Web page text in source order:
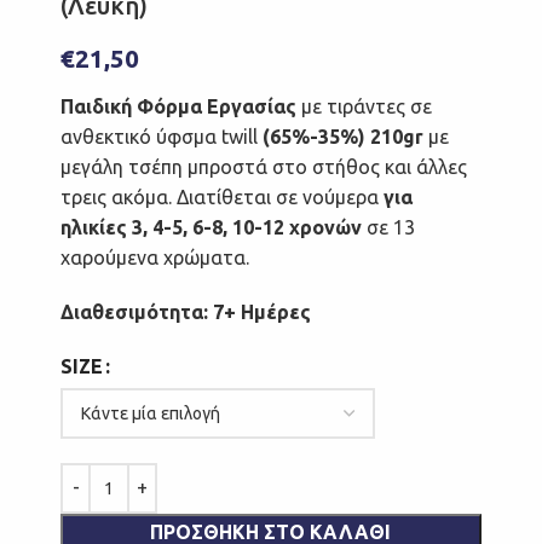
€21,50
Παιδική Φόρμα Εργασίας με τιράντες σε
ανθεκτικό ύφσμα twill (65%-35%) 210gr με
μεγάλη τσέπη μπροστά στο στήθος και άλλες
τρεις ακόμα. Διατίθεται σε νούμερα για
ηλικίες 3, 4-5, 6-8, 10-12 χρονών σε 13
χαρούμενα χρώματα.
Διαθεσιμότητα: 7+ Ημέρες
SIZE
ΠΡΟΣΘΉΚΗ ΣΤΟ ΚΑΛΆΘΙ